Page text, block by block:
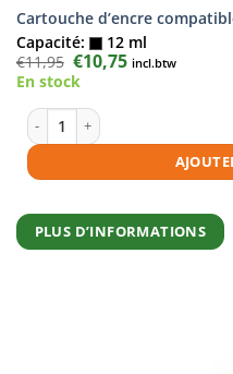
Cartouche d’encre
Capacité:
12 ml
€11,95 Le
prix
initial
€11,95.
€10,75Le
prix
incl.btw
En stock
quantité de Cartouche d'encre
PLUS D’INFORMATIONS